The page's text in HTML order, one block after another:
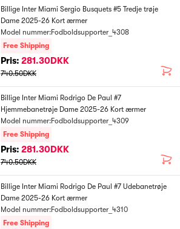
Billige Inter Miami Sergio Busquets #5 Tredje trøje
Dame 2025-26 Kort ærmer
Model nummer:Fodboldsupporter_4308
Free Shipping
Pris: 281.30DKK
740.50DKK
Billige Inter Miami Rodrigo De Paul #7
Hjemmebanetrøje Dame 2025-26 Kort ærmer
Model nummer:Fodboldsupporter_4309
Free Shipping
Pris: 281.30DKK
740.50DKK
Billige Inter Miami Rodrigo De Paul #7 Udebanetrøje
Dame 2025-26 Kort ærmer
Model nummer:Fodboldsupporter_4310
Free Shipping